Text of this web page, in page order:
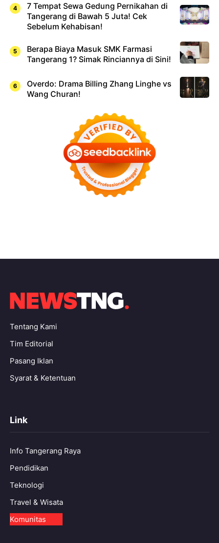
7 Tempat Sewa Gedung Pernikahan di
Tangerang di Bawah 5 Juta! Cek
Sebelum Kehabisan!
Berapa Biaya Masuk SMK Farmasi
Tangerang 1? Simak Rinciannya di Sini!
Overdo: Drama Billing Zhang Linghe vs
Wang Churan!
Tentang Kami
Tim Editorial
Pasang Iklan
Syarat & Ketentuan
Link
Info Tangerang Raya
Pendidikan
Teknologi
Travel & Wisata
Komunitas